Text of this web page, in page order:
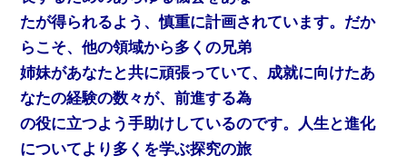
たが得られるよう、慎重に計画されています。だか
らこそ、他の領域から多くの兄弟
姉妹があなたと共に頑張っていて、成就に向けたあ
なたの経験の数々が、前進する為
の役に立つよう手助けしているのです。人生と進化
についてより多くを学ぶ探究の旅